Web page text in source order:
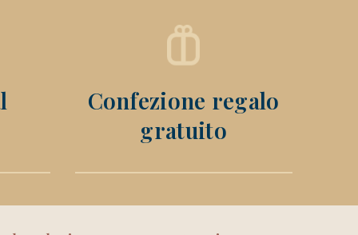
Confezione regalo
gratuito